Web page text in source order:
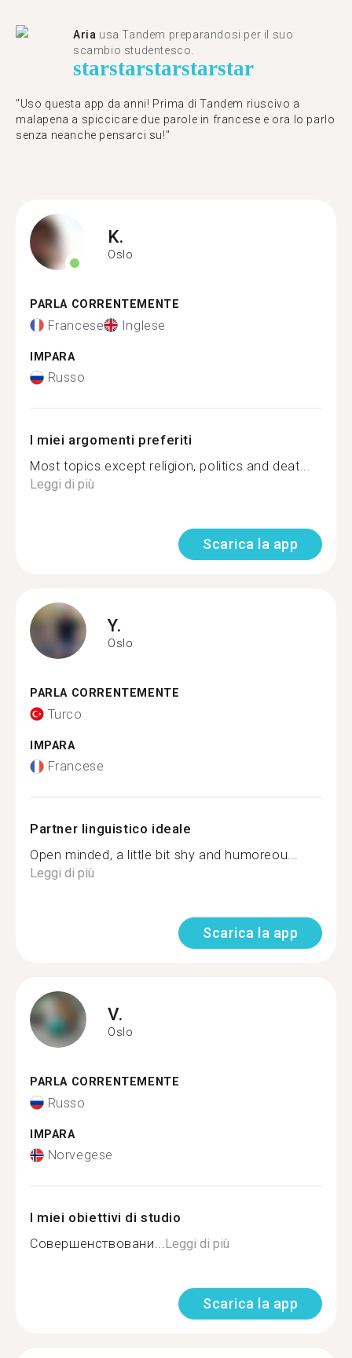
Aria usa Tandem preparandosi per il suo
scambio studentesco.
starstarstarstarstar
"Uso questa app da anni! Prima di Tandem riuscivo a
malapena a spiccicare due parole in francese e ora lo parlo
senza neanche pensarci su!"
K.
Oslo
PARLA CORRENTEMENTE
Francese Inglese
IMPARA
Russo
I miei argomenti preferiti
Most topics except religion, politics and deat...
Leggi di più
Scarica la app
Y.
Oslo
PARLA CORRENTEMENTE
Turco
IMPARA
Francese
Partner linguistico ideale
Open minded, a little bit shy and humoreou...
Leggi di più
Scarica la app
V.
Oslo
PARLA CORRENTEMENTE
Russo
IMPARA
Norvegese
I miei obiettivi di studio
Совершенствовани...Leggi di più
Scarica la app